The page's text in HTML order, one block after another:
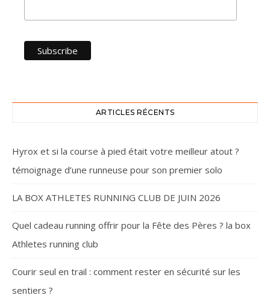
ARTICLES RÉCENTS
Hyrox et si la course à pied était votre meilleur atout ?
témoignage d’une runneuse pour son premier solo
LA BOX ATHLETES RUNNING CLUB DE JUIN 2026
Quel cadeau running offrir pour la Fête des Pères ? la box
Athletes running club
Courir seul en trail : comment rester en sécurité sur les
sentiers ?